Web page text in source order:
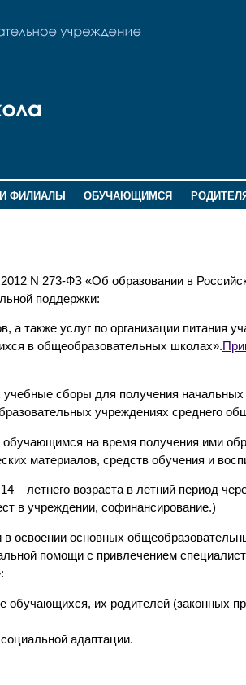
ФИЛИАЛЫ ОБУЧАЮЩИМСЯ
N 273-ФЗ «Об образовании в
поддержки:
а также услуг по организации питания
в общеобразовательных школах».
сборы для получения начальных
учреждениях среднего
на время получения ими
материалов, средств обучения и
– летнего возраста в летний период
в учреждении, софинансирование.)
освоении основных
помощи с привлечением
обучающихся, их родителей (законных
адаптации.